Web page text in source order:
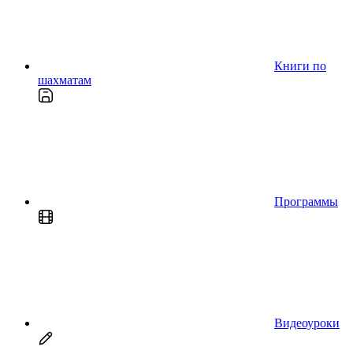
Книги по
шахматам
Программы
Видеоуроки